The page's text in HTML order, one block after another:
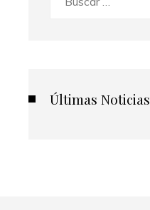
Últimas Noticias